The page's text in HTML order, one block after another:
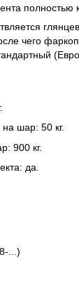
полностью
чего фаркоп
на шар: 50 кг.
900 кг.
да.
...)